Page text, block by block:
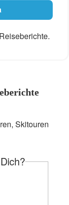
Skitouren